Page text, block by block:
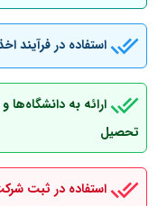
استفاده در فرآیند
ارائه به دانشگاه‌ها
تحصیل
استفاده در ثبت